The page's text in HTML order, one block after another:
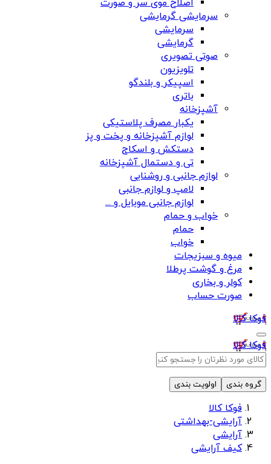
اصلاح موی سر و صورت
سرمایشی گرمایشی
سرمایشی
گرمایشی
صوتی تصویری
تلویزیون
اسپیکر و بلندگو
باتری
آشپزخانه
یکبار مصرف پلاستیکی
لوازم آشپزخانه و پخت و پز
دستکش و اسکاج
تی و دستمال آشپزخانه
لوازم جانبی و روشنایی
لامپ و لوازم جانبی
لوازم جانبی موبایل و ...
خواب و حمام
حمام
خواب
میوه و سبزیجات
مرغ و گوشت پرطلا
کولر و بخاری
صورت حساب
فوکا کالا
فوکا کالا
گروه بندی اولویت بندی
فوکا کالا
آرایشی-بهداشتی
آرایشی
کیف آرایشی